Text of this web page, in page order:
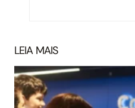
LEIA MAIS